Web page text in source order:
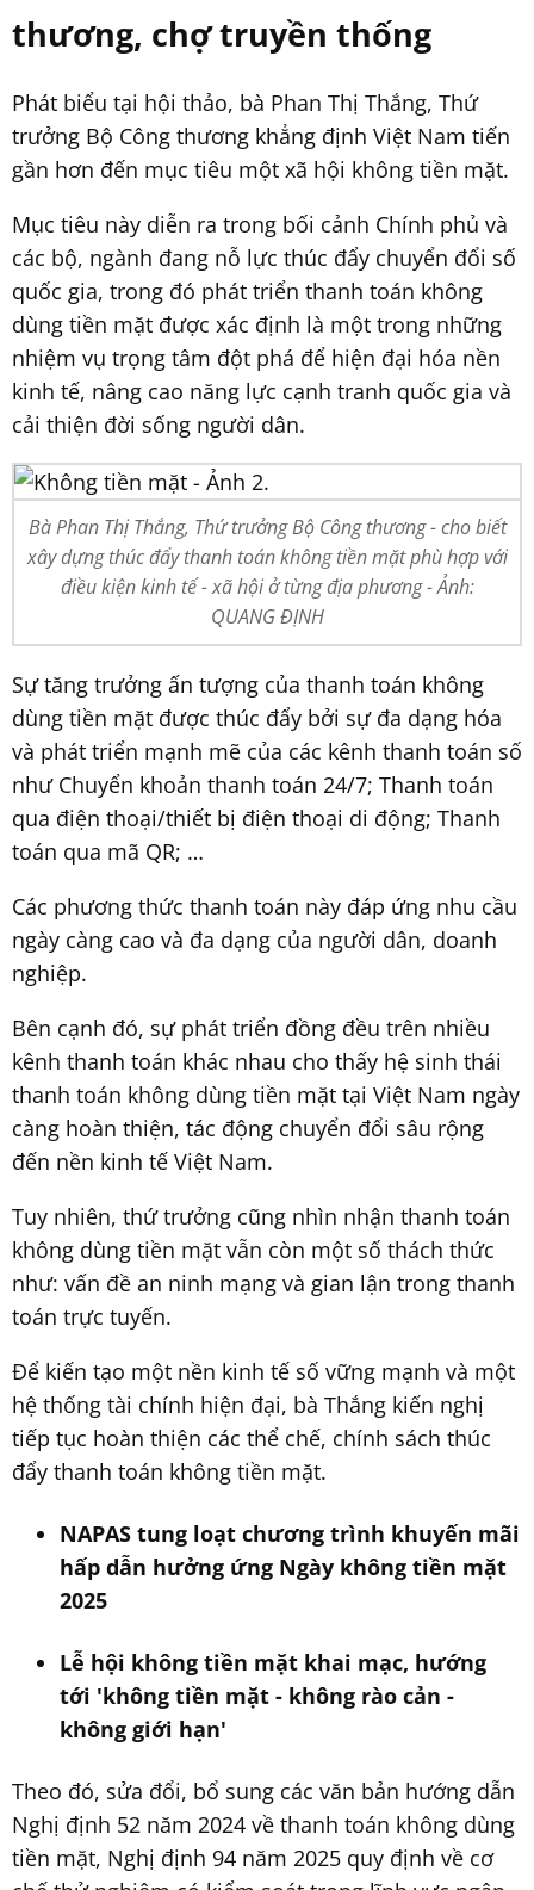
thương, chợ truyền thống
Phát biểu tại hội thảo, bà Phan Thị Thắng, Thứ
trưởng Bộ Công thương khẳng định Việt Nam tiến
gần hơn đến mục tiêu một xã hội không tiền mặt.
Mục tiêu này diễn ra trong bối cảnh Chính phủ và
các bộ, ngành đang nỗ lực thúc đẩy chuyển đổi số
quốc gia, trong đó phát triển thanh toán không
dùng tiền mặt được xác định là một trong những
nhiệm vụ trọng tâm đột phá để hiện đại hóa nền
kinh tế, nâng cao năng lực cạnh tranh quốc gia và
cải thiện đời sống người dân.
Bà Phan Thị Thắng, Thứ trưởng Bộ Công thương - cho biết
xây dựng thúc đẩy thanh toán không tiền mặt phù hợp với
điều kiện kinh tế - xã hội ở từng địa phương - Ảnh:
QUANG ĐỊNH
Sự tăng trưởng ấn tượng của thanh toán không
dùng tiền mặt được thúc đẩy bởi sự đa dạng hóa
và phát triển mạnh mẽ của các kênh thanh toán số
như Chuyển khoản thanh toán 24/7; Thanh toán
qua điện thoại/thiết bị điện thoại di động; Thanh
toán qua mã QR; …
Các phương thức thanh toán này đáp ứng nhu cầu
ngày càng cao và đa dạng của người dân, doanh
nghiệp.
Bên cạnh đó, sự phát triển đồng đều trên nhiều
kênh thanh toán khác nhau cho thấy hệ sinh thái
thanh toán không dùng tiền mặt tại Việt Nam ngày
càng hoàn thiện, tác động chuyển đổi sâu rộng
đến nền kinh tế Việt Nam.
Tuy nhiên, thứ trưởng cũng nhìn nhận thanh toán
không dùng tiền mặt vẫn còn một số thách thức
như: vấn đề an ninh mạng và gian lận trong thanh
toán trực tuyến.
Để kiến tạo một nền kinh tế số vững mạnh và một
hệ thống tài chính hiện đại, bà Thắng kiến nghị
tiếp tục hoàn thiện các thể chế, chính sách thúc
đẩy thanh toán không tiền mặt.
NAPAS tung loạt chương trình khuyến mãi
hấp dẫn hưởng ứng Ngày không tiền mặt
2025
Lễ hội không tiền mặt khai mạc, hướng
tới 'không tiền mặt - không rào cản -
không giới hạn'
Theo đó, sửa đổi, bổ sung các văn bản hướng dẫn
Nghị định 52 năm 2024 về thanh toán không dùng
tiền mặt, Nghị định 94 năm 2025 quy định về cơ